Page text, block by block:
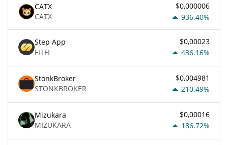
CATX
CATX
$0,000006
936.40%
Step App
FITFI
$0,00023
436.16%
StonkBroker
STONKBROKER
$0,004981
210.49%
Mizukara
MIZUKARA
$0,00016
186.72%